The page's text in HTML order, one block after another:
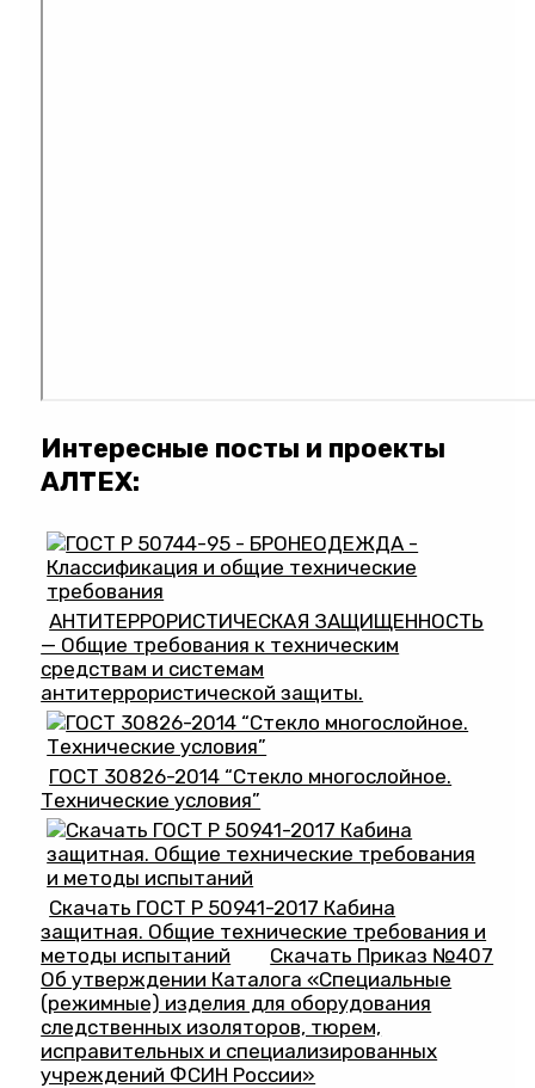
Интересные посты и проекты
АЛТЕХ:
АНТИТЕРРОРИСТИЧЕСКАЯ ЗАЩИЩЕННОСТЬ
— Общие требования к техническим
средствам и системам
антитеррористической защиты.
ГОСТ 30826-2014 “Стекло многослойное.
Технические условия”
Скачать ГОСТ Р 50941-2017 Кабина
защитная. Общие технические требования и
методы испытаний
Скачать Приказ №407
Об утверждении Каталога «Специальные
(режимные) изделия для оборудования
следственных изоляторов, тюрем,
исправительных и специализированных
учреждений ФСИН России»